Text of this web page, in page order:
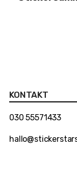
KONTAKT
030 55571433